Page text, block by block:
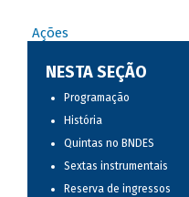
Ações
NESTA SEÇÃO
Programação
História
Quintas no BNDES
Sextas instrumentais
Reserva de ingressos